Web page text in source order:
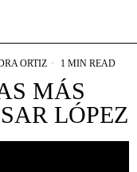
ORTIZ 1 MIN READ
MÁS
LÓPEZ